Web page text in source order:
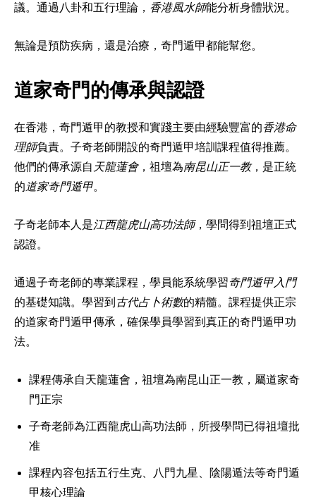
議。通過八卦和五行理論， 香港風水師能分析身體狀況。
無論是預防疾病，還是治療，奇門遁甲都能幫您。
道家奇門的傳承與認證
在香港，奇門遁甲的教授和實踐主要由經驗豐富的香港命
理師負責。子奇老師開設的奇門遁甲培訓課程值得推薦。
他們的傳承源自 天龍蓮會，祖壇為南昆山正一教，是正統
的道家奇門遁甲。
子奇老師本人是江西龍虎山高功法師，學問得到祖壇正式
認證。
通過子奇老師的專業課程，學員能系統學習奇門遁甲入門
的基礎知識。學習到 古代占卜術數的精髓。課程提供正宗
的道家奇門遁甲傳承，確保學員學習到真正的奇門遁甲功
法。
課程傳承自天龍蓮會，祖壇為南昆山正一教，屬道家奇
門正宗
子奇老師為江西龍虎山高功法師，所授學問已得祖壇批
准
課程內容包括五行生克、八門九星、陰陽遁法等奇門遁
甲核心理論